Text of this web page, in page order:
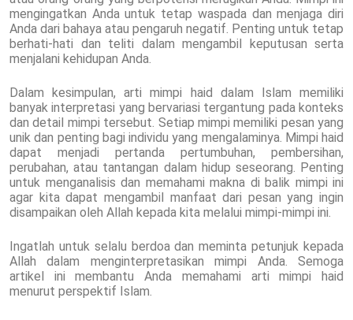
mengingatkan Anda untuk tetap waspada dan menjaga diri
Anda dari bahaya atau pengaruh negatif. Penting untuk tetap
berhati-hati dan teliti dalam mengambil keputusan serta
menjalani kehidupan Anda.
Dalam kesimpulan, arti mimpi haid dalam Islam memiliki
banyak interpretasi yang bervariasi tergantung pada konteks
dan detail mimpi tersebut. Setiap mimpi memiliki pesan yang
unik dan penting bagi individu yang mengalaminya. Mimpi haid
dapat menjadi pertanda pertumbuhan, pembersihan,
perubahan, atau tantangan dalam hidup seseorang. Penting
untuk menganalisis dan memahami makna di balik mimpi ini
agar kita dapat mengambil manfaat dari pesan yang ingin
disampaikan oleh Allah kepada kita melalui mimpi-mimpi ini.
Ingatlah untuk selalu berdoa dan meminta petunjuk kepada
Allah dalam menginterpretasikan mimpi Anda. Semoga
artikel ini membantu Anda memahami arti mimpi haid
menurut perspektif Islam.